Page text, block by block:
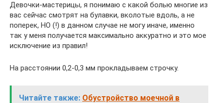
Девочки-мастерицы, я понимаю с какой болью многие из
вас сейчас смотрят на булавки, вколотые вдоль, а не
поперек, НО (!) в данном случае не могу иначе, именно
так у меня получается максимально аккуратно и это мое
исключение из правил!
На расстоянии 0,2-0,3 мм прокладываем строчку.
Читайте также: Обустройство моечной в